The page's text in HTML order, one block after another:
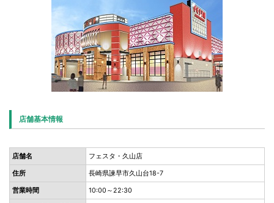
店舗基本情報
店舗名 フェスタ・久山店
住所 長崎県諫早市久山台18-7
営業時間 10:00～22:30